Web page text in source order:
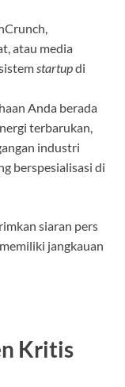
atau media
startupdi
Anda berada
terbarukan,
industri
berspesialisasi di
siaran pers
jangkauan
Kritis